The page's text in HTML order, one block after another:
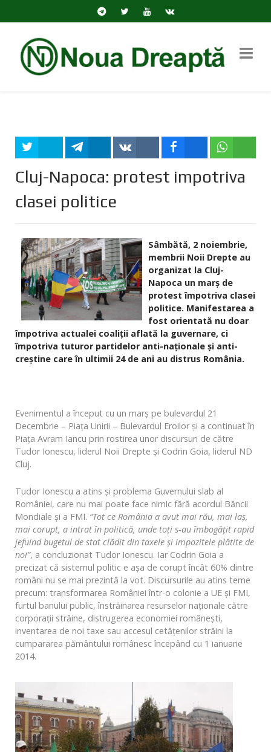
Cluj-Napoca: protest impotriva
clasei politice
Sâmbătă, 2 noiembrie,
membrii Noii Drepte au
organizat la Cluj-
Napoca un marș de
protest împotriva clasei
politice. Manifestarea a
fost orientată nu doar
împotriva actualei coaliţii aflată la guvernare, ci
împotriva tuturor partidelor anti-naţionale și anti-
creștine care în ultimii 24 de ani au distrus România.
Evenimentul a început cu un marş pe bulevardul 21
Decembrie – Piaţa Unirii – Bulevardul Eroilor și a continuat în
Piaţa Avram Iancu prin rostirea unor discursuri de către
Tudor Ionescu, liderul Noii Drepte și Codrin Goia, liderul ND
Cluj.
Tudor Ionescu a atins şi problema Guvernului slab al
României, care nu mai poate face nimic fără acordul Băncii
Mondiale şi a FMI. “Tot ce România a avut mai rău, mai laş,
mai corupt, a intrat în politică, unde toţi s-au îmbogăţit rapid
jefuind bugetul de stat clădit din taxele şi impozitele plătite de
noi”, a concluzionat Tudor Ionescu. Iar Codrin Goia a
precizat că sistemul politic e așa de corupt încât 60% dintre
români nu se mai prezintă la vot. Discursurile au atins teme
precum: transformarea României într-o colonie a UE și FMI,
furtul banului public, înstrăinarea resurselor naționale către
corporații străine, distrugerea economiei românești,
inventarea de noi taxe sau accesul cetățenilor străini la
cumpararea pământului românesc începând cu 1 ianuarie
2014.